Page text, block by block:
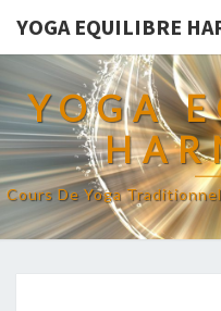
YOGA EQUILIBRE
YOGA
Cours De Yoga